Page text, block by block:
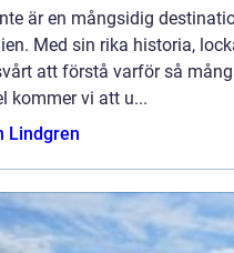
är en mångsidig
Med sin rika historia,
att förstå varför så
kommer vi att u...
Lindgren